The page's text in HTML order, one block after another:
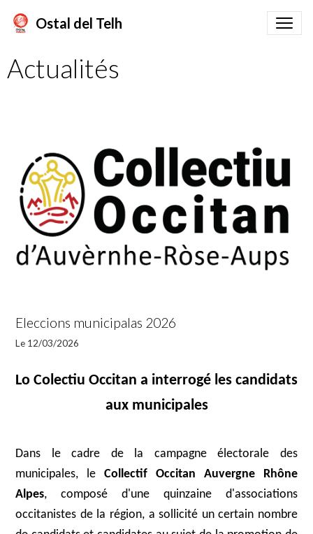
Ostal del Telh
Actualités
Eleccions municipalas 2026
Le 12/03/2026
Lo Colectiu Occitan a interrogé les candidats
aux municipales
Dans le cadre de la campagne électorale des
municipales, le Collectif Occitan Auvergne Rhône
Alpes, composé d'une quinzaine d'associations
occitanistes de la région, a sollicité un certain nombre